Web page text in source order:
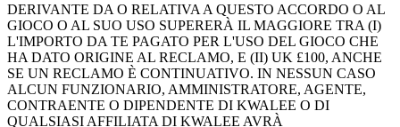
DERIVANTE DA O RELATIVA A QUESTO ACCORDO O AL
GIOCO O AL SUO USO SUPERERÀ IL MAGGIORE TRA (I)
L'IMPORTO DA TE PAGATO PER L'USO DEL GIOCO CHE
HA DATO ORIGINE AL RECLAMO, E (II) UK £100, ANCHE
SE UN RECLAMO È CONTINUATIVO. IN NESSUN CASO
ALCUN FUNZIONARIO, AMMINISTRATORE, AGENTE,
CONTRAENTE O DIPENDENTE DI KWALEE O DI
QUALSIASI AFFILIATA DI KWALEE AVRÀ